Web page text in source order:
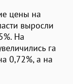
цены на
выросли
На
га
0,72%, а на